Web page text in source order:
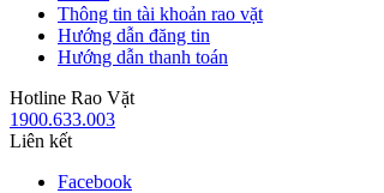
Thông tin tài khoản rao vặt
Hướng dẫn đăng tin
Hướng dẫn thanh toán
Hotline Rao Vặt
1900.633.003
Liên kết
Facebook